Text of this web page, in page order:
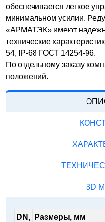
обеспечивается легкое
минимальном усилии.
«АРМАТЭК» имеют
технические
54, IP-68 ГОСТ 14254-96.
По отдельному заказу
положений.
3D
DN,
Размеры, мм